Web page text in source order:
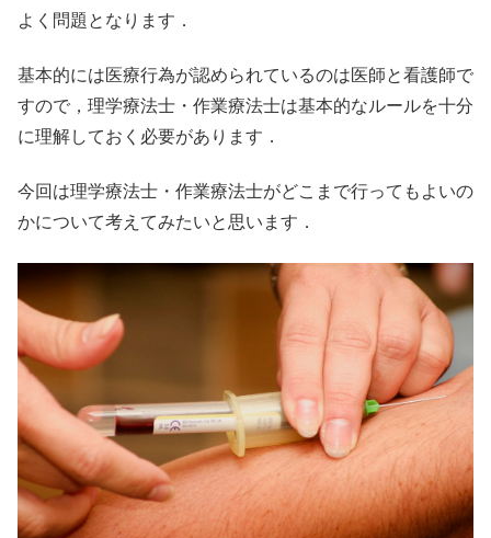
よく問題となります．
基本的には医療行為が認められているのは医師と看護師で
すので，理学療法士・作業療法士は基本的なルールを十分
に理解しておく必要があります．
今回は理学療法士・作業療法士がどこまで行ってもよいの
かについて考えてみたいと思います．